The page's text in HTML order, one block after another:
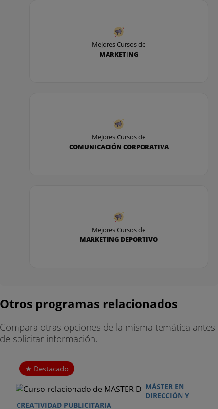
Mejores Cursos de
MARKETING
Mejores Cursos de
COMUNICACIÓN CORPORATIVA
Mejores Cursos de
MARKETING DEPORTIVO
Otros programas relacionados
Compara otras opciones de la misma temática antes
de solicitar información.
Destacado
MÁSTER EN
DIRECCIÓN Y
CREATIVIDAD PUBLICITARIA